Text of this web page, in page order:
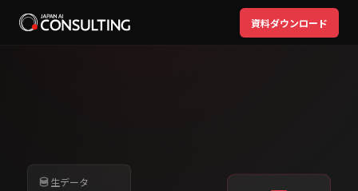
資料ダウンロード
Webサイト